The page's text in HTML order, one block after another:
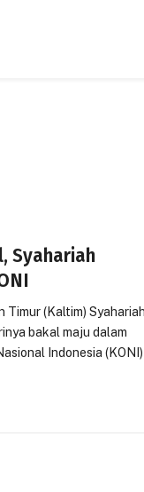
Syahariah
Timur (Kaltim)
bakal maju dalam
Indonesia (KONI)